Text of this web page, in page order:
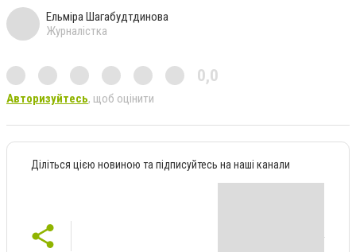
Ельміра Шагабудтдинова
Журналістка
0,0
Авторизуйтесь, щоб оцінити
Діліться цією новиною та підписуйтесь на наші канали